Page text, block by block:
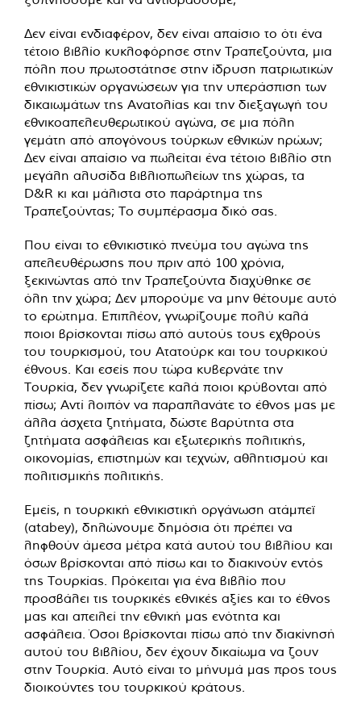
Δεν είναι ενδιαφέρον, δεν είναι απαίσιο το ότι ένα
τέτοιο βιβλίο κυκλοφόρησε στην Τραπεζούντα, μια
πόλη που πρωτοστάτησε στην ίδρυση πατριωτικών
εθνικιστικών οργανώσεων για την υπεράσπιση των
δικαιωμάτων της Ανατολίας και την διεξαγωγή του
εθνικοαπελευθερωτικού αγώνα, σε μια πόλη
γεμάτη από απογόνους τούρκων εθνικών ηρώων;
Δεν είναι απαίσιο να πωλείται ένα τέτοιο βιβλίο στη
μεγάλη αλυσίδα βιβλιοπωλείων της χώρας, τα
D&R κι και μάλιστα στο παράρτημα της
Τραπεζούντας; Το συμπέρασμα δικό σας.
Που είναι το εθνικιστικό πνεύμα του αγώνα της
απελευθέρωσης που πριν από 100 χρόνια,
ξεκινώντας από την Τραπεζούντα διαχύθηκε σε
όλη την χώρα; Δεν μπορούμε να μην θέτουμε αυτό
το ερώτημα. Επιπλέον, γνωρίζουμε πολύ καλά
ποιοι βρίσκονται πίσω από αυτούς τους εχθρούς
του τουρκισμού, του Ατατούρκ και του τουρκικού
έθνους. Και εσείς που τώρα κυβερνάτε την
Τουρκία, δεν γνωρίζετε καλά ποιοι κρύβονται από
πίσω; Αντί λοιπόν να παραπλανάτε το έθνος μας με
άλλα άσχετα ζητήματα, δώστε βαρύτητα στα
ζητήματα ασφάλειας και εξωτερικής πολιτικής,
οικονομίας, επιστημών και τεχνών, αθλητισμού και
πολιτισμικής πολιτικής.
Εμείς, η τουρκική εθνικιστική οργάνωση ατάμπεϊ
(atabey), δηλώνουμε δημόσια ότι πρέπει να
ληφθούν άμεσα μέτρα κατά αυτού του βιβλίου και
όσων βρίσκονται από πίσω και το διακινούν εντός
της Τουρκίας. Πρόκειται για ένα βιβλίο που
προσβάλει τις τουρκικές εθνικές αξίες και το έθνος
μας και απειλεί την εθνική μας ενότητα και
ασφάλεια. Όσοι βρίσκονται πίσω από την διακίνησή
αυτού του βιβλίου, δεν έχουν δικαίωμα να ζουν
στην Τουρκία. Αυτό είναι το μήνυμά μας προς τους
διοικούντες του τουρκικού κράτους.